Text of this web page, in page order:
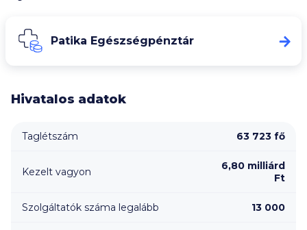
Patika Egészségpénztár
Hivatalos adatok
Taglétszám 63 723 fő
Kezelt vagyon
6,80 milliárd
Ft
Szolgáltatók száma legalább 13 000